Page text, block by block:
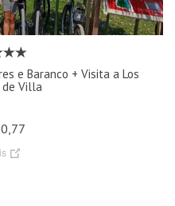
e Baranco + Visita a Los
de Villa